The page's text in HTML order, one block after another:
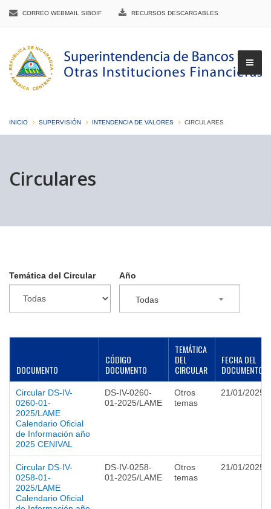
CORREO WEBMAIL SIBOIF RECURSOS DESCARGABLES
INICIO SUPERVISIÓN INTENDENCIA DE VALORES CIRCULARES
Circulares
Temática del Circular Año
Todas
DOCUMENTO
CÓDIGO
DOCUMENTO
TEMÁTICA
DEL
CIRCULAR
FECHA DEL
DOCUMENTO
Circular DS-IV-
0260-01-
2025/LAME
Calendario Oficial
de Información año
2025 CENIVAL
DS-IV-0260-
01-2025/LAME
Otros
temas
21/01/2025
Circular DS-IV-
0258-01-
2025/LAME
Calendario Oficial
DS-IV-0258-
01-2025/LAME
Otros
temas
21/01/2025